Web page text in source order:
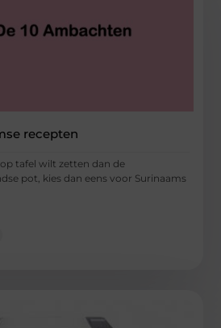
recepten
tafel wilt zetten dan de
pot, kies dan eens voor Surinaams